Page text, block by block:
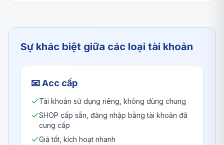
Sự khác biệt giữa các loại tài khoản
📧Acc cấp
Tài khoản sử dụng riêng, không dùng chung
SHOP cấp sẵn, đăng nhập bằng tài khoản đã
cung cấp
Giá tốt, kích hoạt nhanh